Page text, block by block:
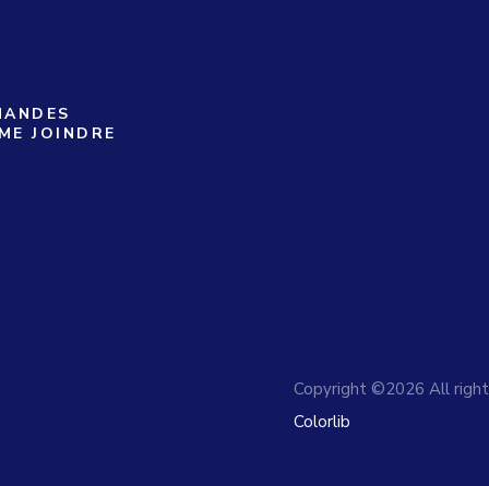
JOINDRE
Copyright ©2026 All
Colorlib